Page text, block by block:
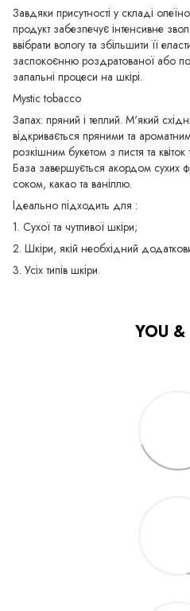
Завдяки присутності у складі
продукт забезпечує інтенсивне
ввібрати вологу та збільшити її
заспокоєнню роздратованої або
запальні процеси на шкірі.
Mystic tobacco
Запах: пряний і теплий. М'який
відкривається пряними та
розкішним букетом з листя та
База завершується акордом сухих
соком, какао та ваніллю.
Ідеально підходить для :
1. Сухої та чутливої шкіри;
2. Шкіри, якій необхідний
3. Усіх типів шкіри.
YOU